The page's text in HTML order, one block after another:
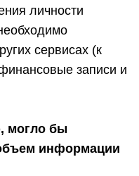
личности
сервисах (к
записи и
могло бы
информации